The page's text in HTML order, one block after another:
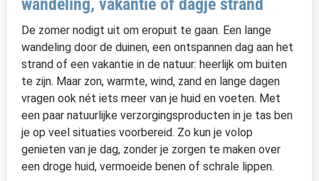
De zomer nodigt uit om eropuit te gaan. Een lange
wandeling door de duinen, een ontspannen dag aan het
strand of een vakantie in de natuur: heerlijk om buiten
te zijn. Maar zon, warmte, wind, zand en lange dagen
vragen ook nét iets meer van je huid en voeten. Met
een paar natuurlijke verzorgingsproducten in je tas ben
je op veel situaties voorbereid. Zo kun je volop
genieten van je dag, zonder je zorgen te maken over
een droge huid, vermoeide benen of schrale lippen.